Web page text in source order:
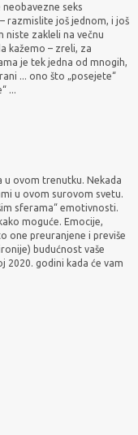
seks
razmislite još jednom, i još
niste zakleli na večnu
kažemo – zreli, za
je tek jedna od mnogih,
... ono što „posejete“
...
u ovom trenutku. Nekada
u ovom surovom svetu.
sferama“ emotivnosti.
moguće. Emocije,
one preuranjene i previše
budućnost vaše
2020. godini kada će vam